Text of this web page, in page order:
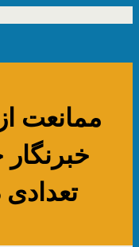
ممانعت
تعدادی